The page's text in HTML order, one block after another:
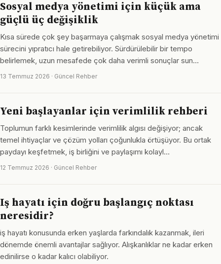
Sosyal medya yönetimi için küçük ama
güçlü üç değişiklik
Kısa sürede çok şey başarmaya çalışmak sosyal medya yönetimi
sürecini yıpratıcı hale getirebiliyor. Sürdürülebilir bir tempo
belirlemek, uzun mesafede çok daha verimli sonuçlar sun…
13 Temmuz 2026 · Güncel Rehber
Yeni başlayanlar için verimlilik rehberi
Toplumun farklı kesimlerinde verimlilik algısı değişiyor; ancak
temel ihtiyaçlar ve çözüm yolları çoğunlukla örtüşüyor. Bu ortak
paydayı keşfetmek, iş birliğini ve paylaşımı kolayl…
12 Temmuz 2026 · Güncel Rehber
Iş hayatı için doğru başlangıç noktası
neresidir?
iş hayatı konusunda erken yaşlarda farkındalık kazanmak, ileri
dönemde önemli avantajlar sağlıyor. Alışkanlıklar ne kadar erken
edinilirse o kadar kalıcı olabiliyor.